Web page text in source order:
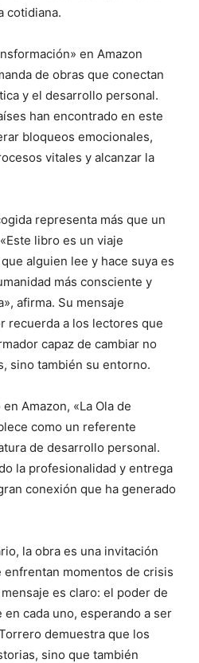
cotidiana.
en Amazon
de obras que conectan
y el desarrollo personal.
han encontrado en este
bloqueos emocionales,
vitales y alcanzar la
representa más que un
libro es un viaje
alguien lee y hace suya es
más consciente y
afirma. Su mensaje
recuerda a los lectores que
capaz de cambiar no
sino también su entorno.
Amazon, «La Ola de
como un referente
de desarrollo personal.
la profesionalidad y entrega
conexión que ha generado
la obra es una invitación
momentos de crisis
es claro: el poder de
cada uno, esperando a ser
demuestra que los
sino que también